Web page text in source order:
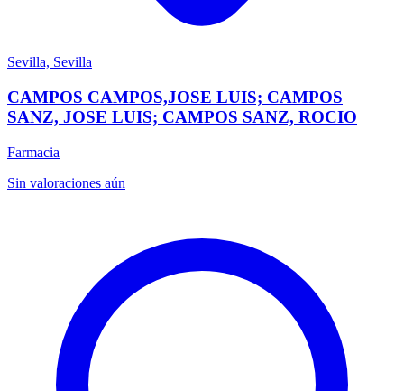
Sevilla, Sevilla
CAMPOS CAMPOS,JOSE LUIS; CAMPOS
SANZ, JOSE LUIS; CAMPOS SANZ, ROCIO
Farmacia
Sin valoraciones aún